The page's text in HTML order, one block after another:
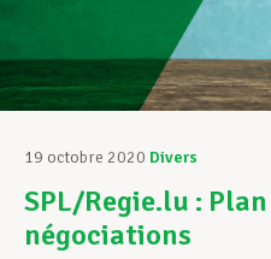
Structures
Assistance au
Vos droits
19 octobre 2020 Divers
SPL/Regie.lu :
négociations